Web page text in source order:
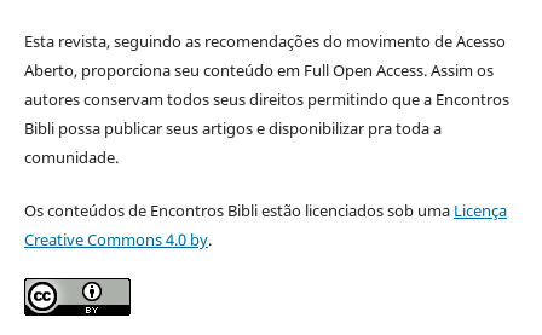
Esta revista, seguindo as recomendações do movimento de Acesso
Aberto, proporciona seu conteúdo em Full Open Access. Assim os
autores conservam todos seus direitos permitindo que a Encontros
Bibli possa publicar seus artigos e disponibilizar pra toda a
comunidade.
Os conteúdos de Encontros Bibli estão licenciados sob uma Licença
Creative Commons 4.0 by.